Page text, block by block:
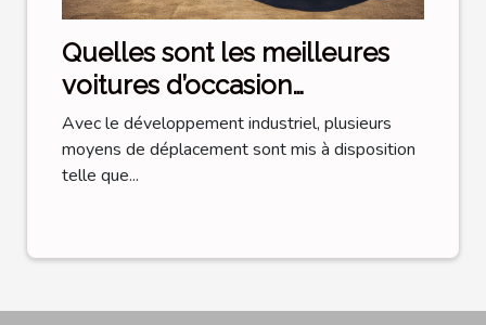
Quelles sont les meilleures
voitures d’occasion
disponibles en Corse ?
Avec le développement industriel, plusieurs
moyens de déplacement sont mis à disposition
telle que...